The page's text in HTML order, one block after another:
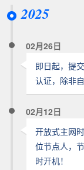
2025
02月26日
即日起，提
认证，除非
02月12日
开放式主网
位节点人，
时开机！